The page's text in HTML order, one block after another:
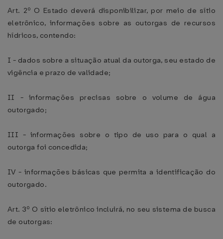
Art. 2º O Estado deverá disponibilizar, por meio de sítio
eletrônico, informações sobre as outorgas de recursos
hídricos, contendo:
I - dados sobre a situação atual da outorga, seu estado de
vigência e prazo de validade;
II - informações precisas sobre o volume de água
outorgado;
III - informações sobre o tipo de uso para o qual a
outorga foi concedida;
IV - informações básicas que permita a identificação do
outorgado.
Art. 3º O sítio eletrônico incluirá, no seu sistema de busca
de outorgas: